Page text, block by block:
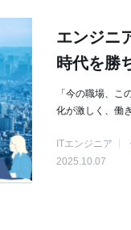
エンジニ
時代を勝
「今の職場、
化が激しく、働
ITエンジニア
2025.10.07